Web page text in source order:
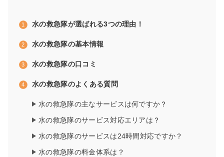
水の救急隊が選ばれる3つの理由！
水の救急隊の基本情報
水の救急隊の口コミ
水の救急隊のよくある質問
水の救急隊の主なサービスは何ですか？
水の救急隊のサービス対応エリアは？
水の救急隊のサービスは24時間対応ですか？
水の救急隊の料金体系は？